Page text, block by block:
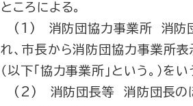
ところによる。
(1) 消防団協力事業所 消防団
れ、市長から消防団協力事業所表
（以下「協力事業所」という。）をい
(2) 消防団長等 消防団長のほ